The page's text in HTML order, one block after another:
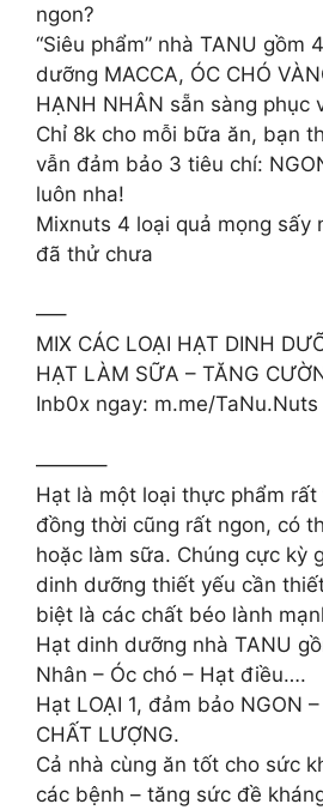
ngon?
“Siêu phẩm” nhà TANU gồm
dưỡng MACCA, ÓC CHÓ
HẠNH NHÂN sẵn sàng phục
Chỉ 8k cho mỗi bữa ăn, bạn
vẫn đảm bảo 3 tiêu chí:
luôn nha!
Mixnuts 4 loại quả mọng sấy
đã thử chưa
—–
MIX CÁC LOẠI HẠT DINH
HẠT LÀM SỮA – TĂNG
Inb0x ngay: m.me/TaNu.Nuts
———–
Hạt là một loại thực phẩm
đồng thời cũng rất ngon, có
hoặc làm sữa. Chúng cực kỳ
dinh dưỡng thiết yếu cần
biệt là các chất béo lành
Hạt dinh dưỡng nhà TANU
Nhân – Óc chó – Hạt điều….
Hạt LOẠI 1, đảm bảo NGON
CHẤT LƯỢNG.
Cả nhà cùng ăn tốt cho sức
các bệnh – tăng sức đề